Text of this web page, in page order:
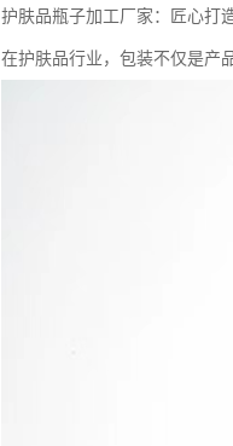
护肤品瓶子加工厂家：匠心打
在护肤品行业，包装不仅是产